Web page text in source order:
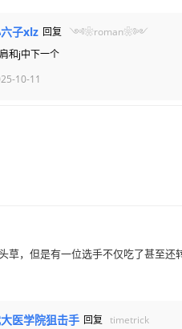
子xlz 回复
༺❀roman❀༻
和j中下一个
10-11
草，但是有一位选手不仅吃了甚至还
医学院狙击手 回复 timetrick